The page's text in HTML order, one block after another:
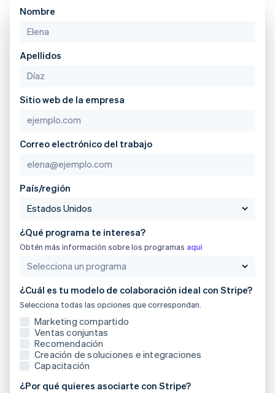
Nombre
Apellidos
Sitio web de la empresa
Correo electrónico del trabajo
País/región
¿Qué programa te interesa?
Obtén más información sobre los programas aquí
¿Cuál es tu modelo de colaboración ideal con Stripe?
Selecciona todas las opciones que correspondan.
Marketing compartido
Ventas conjuntas
Recomendación
Creación de soluciones e integraciones
Capacitación
¿Por qué quieres asociarte con Stripe?
Deutsch English
English
Austria
DeutschEnglish
Bélgica
Brasil
Bulgaria
Canadá
EnglishFrançais
China continental
简体中文English
Chipre
Croacia
EnglishItaliano
Dinamarca
English
Emiratos Árabes Unidos
English
Eslovaquia